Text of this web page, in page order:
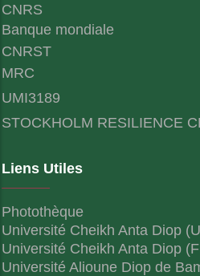
CNRS
Banque mondiale
CNRST
MRC
UMI3189
STOCKHOLM RESILIENCE
Liens Utiles
Photothèque
Université Cheikh Anta Diop
Université Cheikh Anta Diop
Université Alioune Diop de